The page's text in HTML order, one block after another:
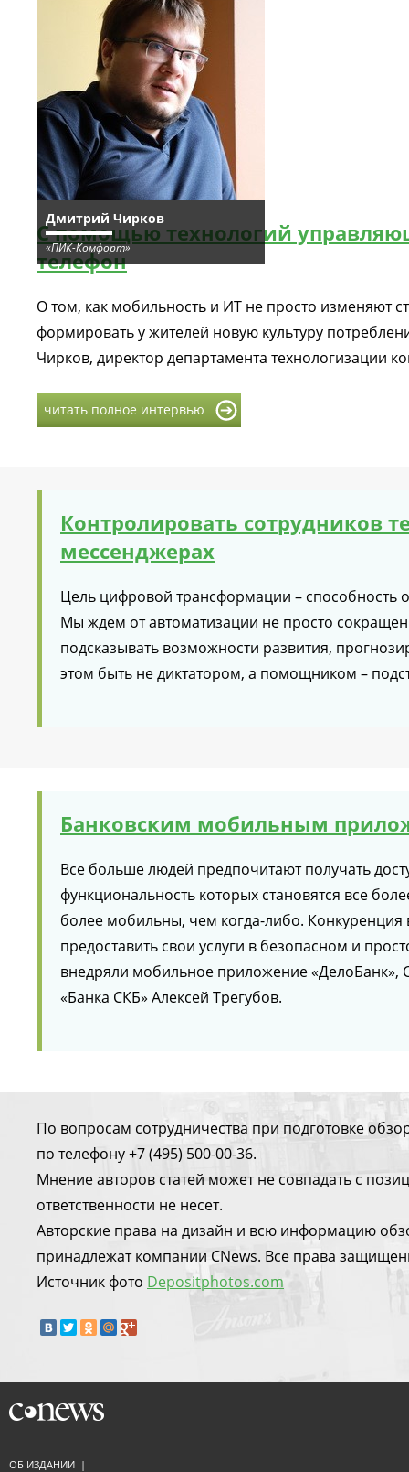
Дмитрий Чирков
«ПИК-Комфорт»
С помощью технологий
телефон
О том, как мобильность и ИТ не просто изменяют
формировать у жителей новую культуру
Чирков, директор департамента технологизации
читать полное интервью
Контролировать сотрудников
мессенджерах
Цель цифровой трансформации – способность
Мы ждем от автоматизации не просто
подсказывать возможности развития,
этом быть не диктатором, а помощником –
Банковским мобильным
Все больше людей предпочитают получать
функциональность которых становятся все
более мобильны, чем когда-либо.
предоставить свои услуги в безопасном и
внедряли мобильное приложение «ДелоБанк»,
«Банка СКБ» Алексей Трегубов.
По вопросам сотрудничества при подготовке
по телефону +7 (495) 500-00-36.
Мнение авторов статей может не совпадать с
ответственности не несет.
Авторские права на дизайн и всю информацию
принадлежат компании CNews. Все права
Источник фото Depositphotos.com
ОБ ИЗДАНИИ |